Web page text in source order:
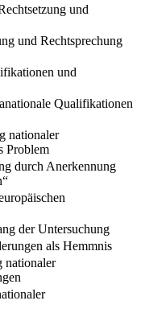
und
und Rechtsprechung
und
Qualifikationen
nationaler
Problem
durch Anerkennung
der Untersuchung
als Hemmnis
nationaler